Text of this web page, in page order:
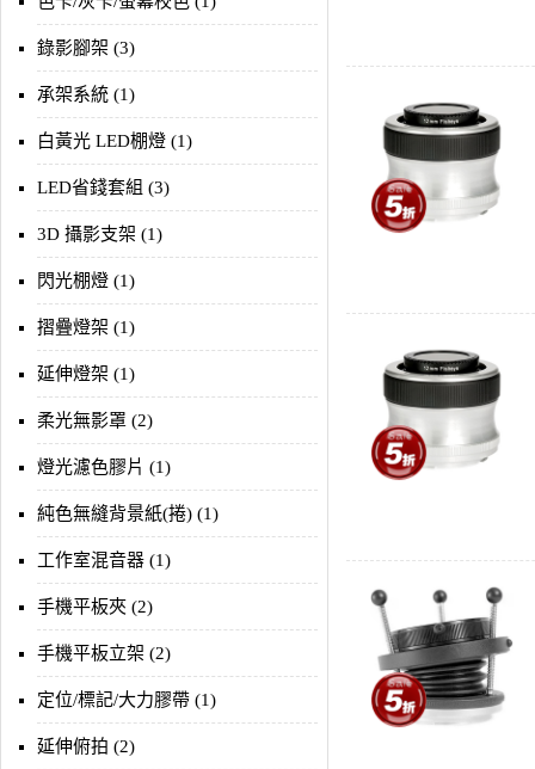
錄影腳架 (3)
承架系統 (1)
白黃光 LED棚燈 (1)
LED省錢套組 (3)
3D 攝影支架 (1)
閃光棚燈 (1)
摺疊燈架 (1)
延伸燈架 (1)
柔光無影罩 (2)
燈光濾色膠片 (1)
純色無縫背景紙(捲) (1)
工作室混音器 (1)
手機平板夾 (2)
手機平板立架 (2)
定位/標記/大力膠帶 (1)
延伸俯拍 (2)